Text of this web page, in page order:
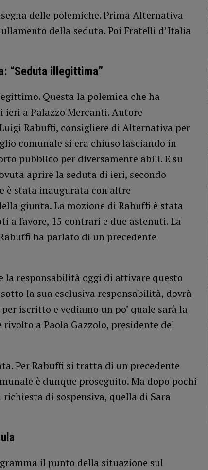
delle polemiche. Prima Alternativa
della seduta. Poi Fratelli d’Italia
“Seduta illegittima”
Questa la polemica che ha
ieri a Palazzo Mercanti. Autore
Rabuffi, consigliere di Alternativa per
comunale si era chiuso lasciando in
pubblico per diversamente abili. E su
aprire la seduta di ieri, secondo
è stata inaugurata con altre
giunta. La mozione di Rabuffi è stata
a favore, 15 contrari e due astenuti. La
ha parlato di un precedente
la responsabilità oggi di attivare questo
la sua esclusiva responsabilità, dovrà
iscritto e vediamo un po’ quale sarà la
rivolto a Paola Gazzolo, presidente del
Per Rabuffi si tratta di un precedente
è dunque proseguito. Ma dopo pochi
di sospensiva, quella di Sara
il punto della situazione sul